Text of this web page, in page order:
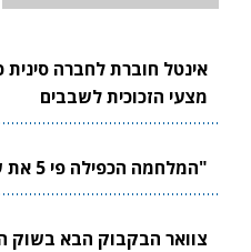
אינטל חוברת לחברה
מצעי הזכוכית לשבבים
"המלחמה הכפילה פי 5 את שוק הייצור המיידי"